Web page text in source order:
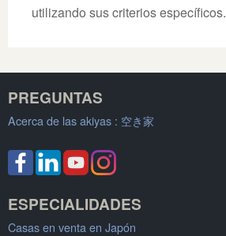
utilizando sus criterios específicos.
PREGUNTAS
Acerca de las akiyas : 空き家
ESPECIALIDADES
Casas en venta en Japón